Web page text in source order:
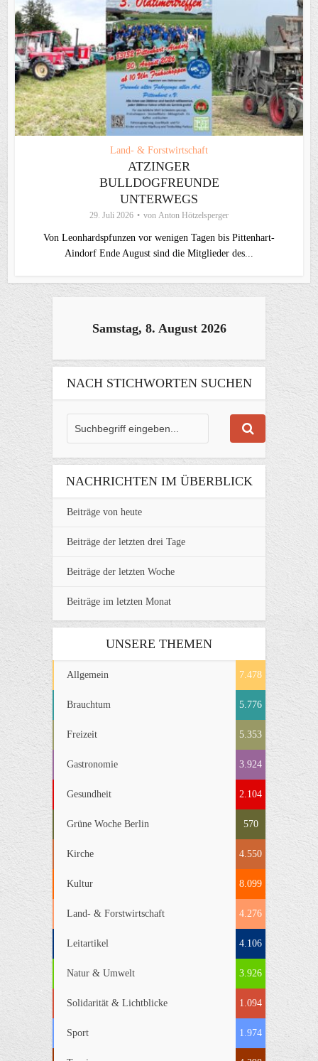
Land- & Forstwirtschaft
ATZINGER
BULLDOGFREUNDE
UNTERWEGS
29. Juli 2026 von Anton Hötzelsperger
Von Leonhardspfunzen vor wenigen Tagen bis Pittenhart-
Aindorf Ende August sind die Mitglieder des...
Samstag, 8. August 2026
NACH STICHWORTEN SUCHEN
NACHRICHTEN IM ÜBERBLICK
Beiträge von heute
Beiträge der letzten drei Tage
Beiträge der letzten Woche
Beiträge im letzten Monat
UNSERE THEMEN
Allgemein 7.478
Brauchtum 5.776
Freizeit 5.353
Gastronomie 3.924
Gesundheit 2.104
Grüne Woche Berlin 570
Kirche 4.550
Kultur 8.099
Land- & Forstwirtschaft 4.276
Leitartikel 4.106
Natur & Umwelt 3.926
Solidarität & Lichtblicke 1.094
Sport 1.974